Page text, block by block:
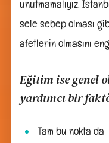
unutmamalıyız.
sele sebep olması
afetlerin olmasını
Eğitim ise genel
yardımcı bir
Tam bu nokta